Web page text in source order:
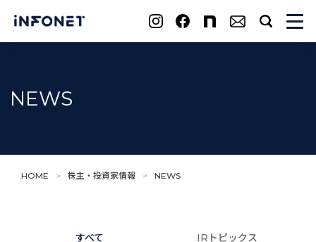
search
NEWS
HOME > 株主・投資家情報 > NEWS
すべて IRトピックス